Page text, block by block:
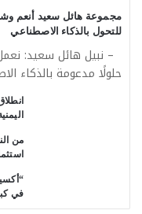
مجموعة هائل سعيد أنعم
للتحول بالذكاء الاصطناعي
– نبيل هائل سعيد:
حلولًا مدعومة بالذكاء
من
في